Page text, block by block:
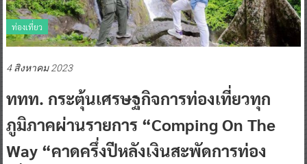
ท่องเที่ยว
4 สิงหาคม 2023
ททท. กระตุ้นเศรษฐกิจการท่องเที่ยวทุก
ภูมิภาคผ่านรายการ “Comping On The
Way “คาดครึ่งปีหลังเงินสะพัดการท่อง